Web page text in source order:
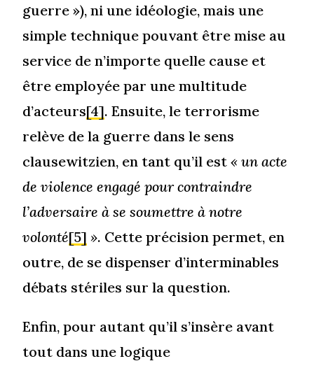
guerre »), ni une idéologie, mais une
simple technique pouvant être mise au
service de n’importe quelle cause et
être employée par une multitude
d’acteurs[4]. Ensuite, le terrorisme
relève de la guerre dans le sens
clausewitzien, en tant qu’il est« un acte
de violence engagé pour contraindre
l’adversaire à se soumettre à notre
volonté[5] ». Cette précision permet, en
outre, de se dispenser d’interminables
débats stériles sur la question.
Enfin, pour autant qu’il s’insère avant
tout dans une logique